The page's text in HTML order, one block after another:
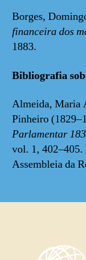
Borges,
financeira dos
1883.
Bibliografia
Almeida, Maria
Pinheiro
Parlamentar
vol. 1, 402–405.
Assembleia da